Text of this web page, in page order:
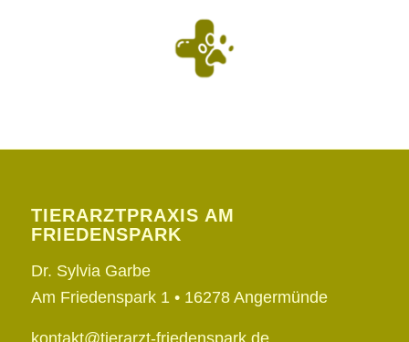
TIERARZTPRAXIS AM
FRIEDENSPARK
Dr. Sylvia Garbe
Am Friedenspark 1 • 16278 Angermünde
kontakt@tierarzt-friedenspark.de